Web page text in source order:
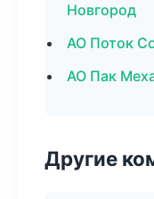
Новгород
АО Поток
АО Пак
Другие